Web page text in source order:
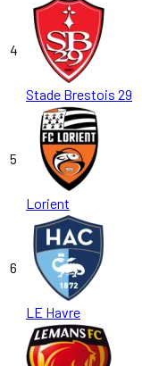
4
Stade Brestois 29
5
Lorient
6
LE Havre